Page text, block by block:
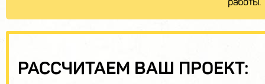
работы.
РАССЧИТАЕМ ВАШ ПРОЕКТ: